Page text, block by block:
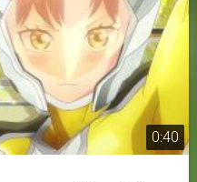
0:40